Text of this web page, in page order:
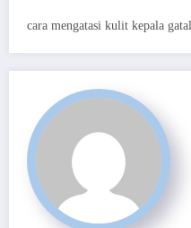
cara mengatasi kulit kepala gatal